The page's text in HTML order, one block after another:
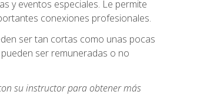
y eventos especiales. Le permite
conexiones profesionales.
ser tan cortas como unas pocas
ser remuneradas o no
su instructor para obtener más